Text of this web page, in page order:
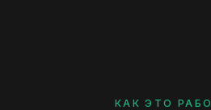
КАК ЭТО